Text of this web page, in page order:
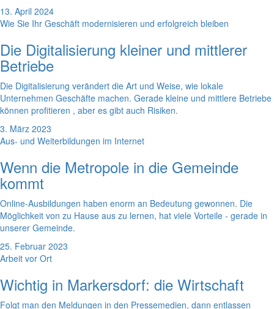
13. April 2024
Wie Sie Ihr Geschäft modernisieren und erfolgreich bleiben
Die Digitalisierung kleiner und mittlerer
Betriebe
Die Digitalisierung verändert die Art und Weise, wie lokale
Unternehmen Geschäfte machen. Gerade kleine und mittlere Betriebe
können profitieren , aber es gibt auch Risiken.
3. März 2023
Aus- und Weiterbildungen im Internet
Wenn die Metropole in die Gemeinde
kommt
Online-Ausbildungen haben enorm an Bedeutung gewonnen. Die
Möglichkeit von zu Hause aus zu lernen, hat viele Vorteile - gerade in
unserer Gemeinde.
25. Februar 2023
Arbeit vor Ort
Wichtig in Markersdorf: die Wirtschaft
Folgt man den Meldungen in den Pressemedien, dann entlassen